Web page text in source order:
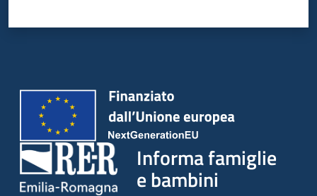
Informa famiglie
e bambini